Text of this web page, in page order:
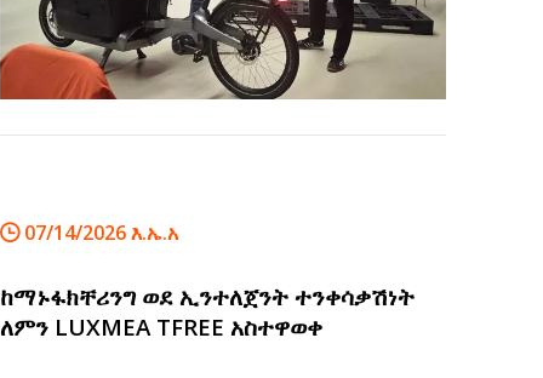
07/14/2026 እ.ኤ.አ
ከማኑፋክቸሪንግ ወደ ኢንተለጀንት ተንቀሳቃሽነት
ለምን LUXMEA TFREE አስተዋወቀ